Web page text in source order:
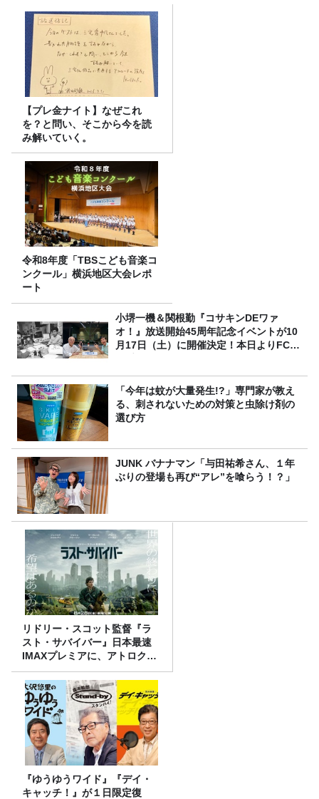
【プレ金ナイト】なぜこれ
を？と問い、そこから今を読
み解いていく。
令和8年度「TBSこども音楽コ
ンクール」横浜地区大会レポ
ート
小堺一機＆関根勤『コサキンDEワァ
オ！』放送開始45周年記念イベントが10
月17日（土）に開催決定！本日よりFC先
「今年は蚊が大量発生!?」専門家が教え
る、刺されないための対策と虫除け剤の
選び方
JUNK バナナマン「与田祐希さん、１年
ぶりの登場も再び“アレ”を喰らう！？」
リドリー・スコット監督『ラ
スト・サバイバー』日本最速
IMAXプレミアに、アトロクリ
スナー60名をご招待！
『ゆうゆうワイド』『デイ・
キャッチ！』が１日限定復